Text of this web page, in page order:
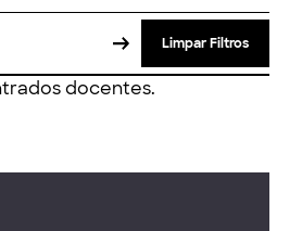
Limpar Filtros
docentes.